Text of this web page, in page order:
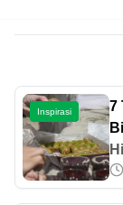
Inspirasi
7